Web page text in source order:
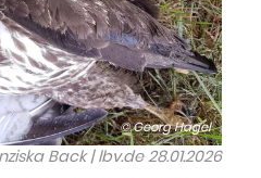
© Georg Hagel
Back | lbv.de28.01.2026